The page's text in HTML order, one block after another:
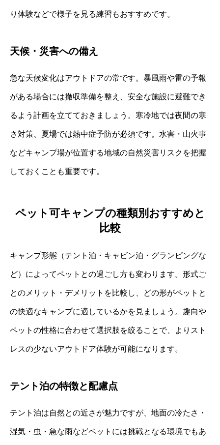
り体験などで様子を見る練習もおすすめです。
天候・災害への備え
急な天候変化はアウトドアの常です。暴風雨や雷の予報
がある場合には撤収準備を整え、安全な施設に避難でき
るよう計画を立てておきましょう。寒冷地では夜間の寒
さ対策、夏場では熱中症予防が必須です。水害・山火事
などキャンプ場が位置する地域の自然災害リスクを把握
しておくことも重要です。
ペット可キャンプの種類別おすすめと
比較
キャンプ形態（テント泊・キャビン泊・グランピングな
ど）によってペットとの過ごし方も変わります。形式ご
とのメリット・デメリットを比較し、どの形がペットと
の快適なキャンプに適しているかを見ましょう。趣向や
ペットの性格に合わせて選択肢を絞ることで、よりスト
レスの少ないアウトドア体験が可能になります。
テント泊の特徴と配慮点
テント泊は自然との近さが魅力ですが、地面の冷たさ・
湿気・虫・急な雨などペットには挑戦となる環境でもあ